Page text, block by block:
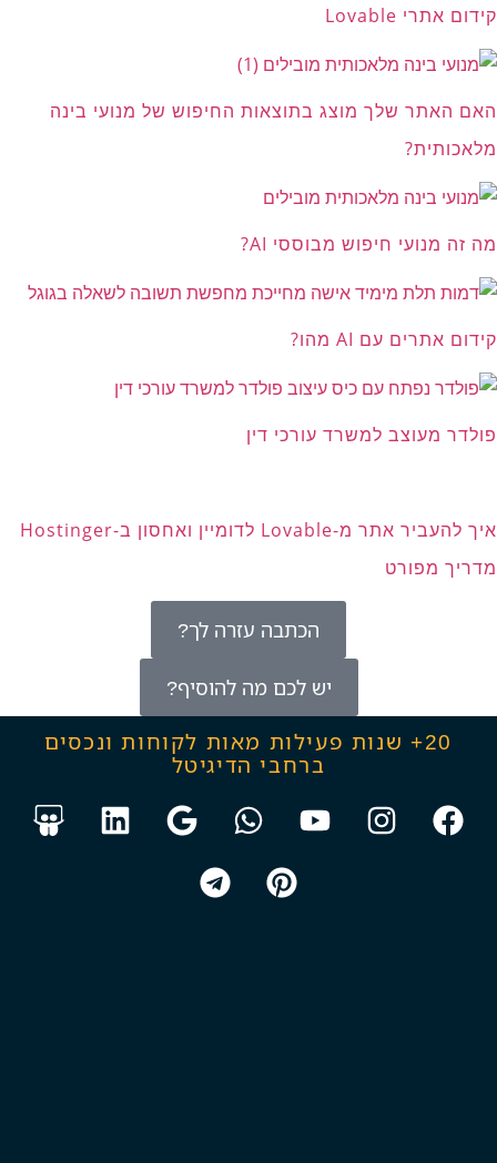
קידום אתרי Lovable
האם האתר שלך מוצג בתוצאות החיפוש של מנועי בינה
מלאכותית?
מה זה מנועי חיפוש מבוססי AI?
קידום אתרים עם AI מהו?
פולדר מעוצב למשרד עורכי דין
איך להעביר אתר מ-Lovable לדומיין ואחסון ב-Hostinger
מדריך מפורט
הכתבה עזרה לך?
יש לכם מה להוסיף?
20+ שנות פעילות מאות לקוחות ונכסים
ברחבי הדיגיטל